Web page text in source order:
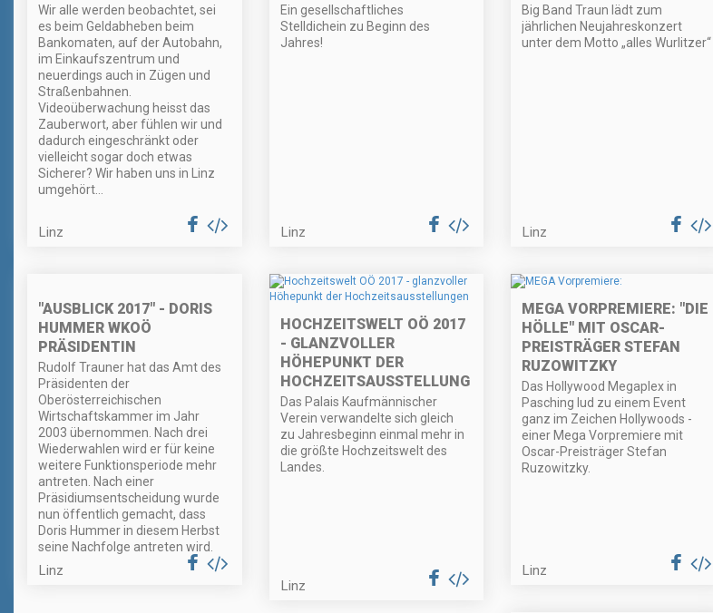
Wir alle werden beobachtet, sei
es beim Geldabheben beim
Bankomaten, auf der Autobahn,
im Einkaufszentrum und
neuerdings auch in Zügen und
Straßenbahnen.
Videoüberwachung heisst das
Zauberwort, aber fühlen wir und
dadurch eingeschränkt oder
vielleicht sogar doch etwas
Sicherer? Wir haben uns in Linz
umgehört…
Linz
Ein gesellschaftliches
Stelldichein zu Beginn des
Jahres!
Linz
Big Band Traun lädt zum
jährlichen Neujahreskonzert
unter dem Motto „alles Wurlitzer“
Linz
"AUSBLICK 2017" - DORIS
HUMMER WKOÖ
PRÄSIDENTIN
Rudolf Trauner hat das Amt des
Präsidenten der
Oberösterreichischen
Wirtschaftskammer im Jahr
2003 übernommen. Nach drei
Wiederwahlen wird er für keine
weitere Funktionsperiode mehr
antreten. Nach einer
Präsidiumsentscheidung wurde
nun öffentlich gemacht, dass
Doris Hummer in diesem Herbst
seine Nachfolge antreten wird.
Linz
HOCHZEITSWELT OÖ 2017
- GLANZVOLLER
HÖHEPUNKT DER
HOCHZEITSAUSSTELLUNGEN
Das Palais Kaufmännischer
Verein verwandelte sich gleich
zu Jahresbeginn einmal mehr in
die größte Hochzeitswelt des
Landes.
Linz
MEGA VORPREMIERE: "DIE
HÖLLE" MIT OSCAR-
PREISTRÄGER STEFAN
RUZOWITZKY
Das Hollywood Megaplex in
Pasching lud zu einem Event
ganz im Zeichen Hollywoods -
einer Mega Vorpremiere mit
Oscar-Preisträger Stefan
Ruzowitzky.
Linz